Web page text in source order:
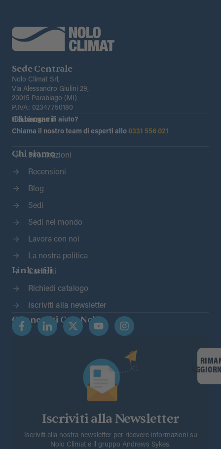
Sede Centrale
Nolo Climat Srl,
Via Alessandro Giulini 29,
20015 Parabiago (MI)
P.IVA: 02347750180
Chiamaci
Hai bisogno di aiuto?
Chiama il nostro team di esperti allo 0331 556 021
Chi siamo
Informazioni
Recensioni
Blog
Sedi
Sedi nel mondo
Lavora con noi
La nostra politica
Link utili
Contatti
Richiedi catalogo
Iscriviti alla newsletter
Connettiti Con Noi
Iscriviti alla Newsletter
Iscriviti alla nostra newsletter per ricevere informazioni su
Nolo Climat e il gruppo Andrews Sykes.